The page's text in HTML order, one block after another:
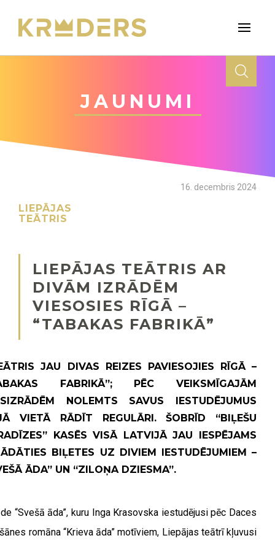
JAUNUMI
16. decembris 2024
LIEPĀJAS
TEĀTRIS
LIEPĀJAS TEĀTRIS AR
DIVĀM IZRĀDĒM
VIESOSIES RĪGĀ –
“TABAKAS FABRIKĀ”
JAU DIVAS REIZES PAVIESOJIES RĪGĀ –
FABRIKĀ”; PĒC VEIKSMĪGAJĀM
NOLEMTS SAVUS IESTUDĒJUMUS
VIETĀ RĀDĪT REGULĀRI. ŠOBRĪD “BIĻEŠU
KASĒS VISĀ LATVIJĀ JAU IESPĒJAMS
BIĻETES UZ DIVIEM IESTUDĒJUMIEM –
ĀDA” UN “ZILOŅA DZIESMA”.
“Svešā āda”, kuru Inga Krasovska iestudējusi pēc Daces
romāna “Krieva āda” motīviem, Liepājas teātrī kļuvusi